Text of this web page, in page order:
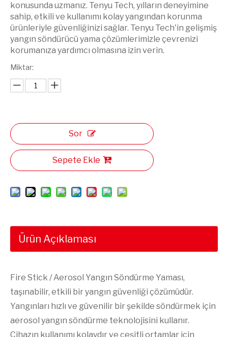
konusunda uzmanız. Tenyu Tech, yılların deneyimine
sahip, etkili ve kullanımı kolay yangından korunma
ürünleriyle güvenliğinizi sağlar. Tenyu Tech'in gelişmiş
yangın söndürücü yama çözümlerimizle çevrenizi
korumanıza yardımcı olmasına izin verin.
Miktar:
Sor
Sepete Ekle
Ürün Açıklaması
Fire Stick / Aerosol Yangın Söndürme Yaması,
taşınabilir, etkili bir yangın güvenliği çözümüdür.
Yangınları hızlı ve güvenilir bir şekilde söndürmek için
aerosol yangın söndürme teknolojisini kullanır.
Cihazın kullanımı kolaydır ve çeşitli ortamlar için